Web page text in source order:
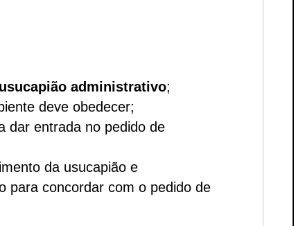
administrativo;
deve obedecer;
dar entrada no pedido de
da usucapião e
para concordar com o pedido de